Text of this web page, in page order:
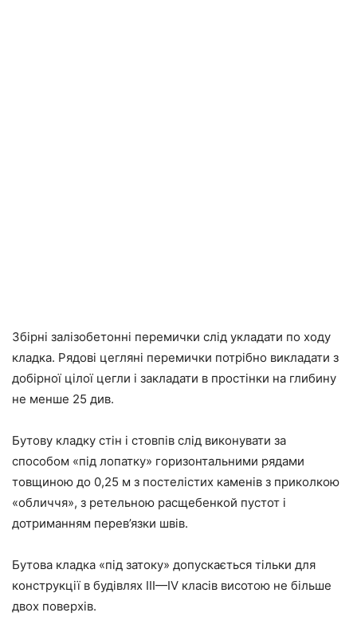
Збірні залізобетонні перемички слід укладати по ходу
кладка. Рядові цегляні перемички потрібно викладати з
добірної цілої цегли і закладати в простінки на глибину
не менше 25 див.
Бутову кладку стін і стовпів слід виконувати за
способом «під лопатку» горизонтальними рядами
товщиною до 0,25 м з постелістих каменів з приколкою
«обличчя», з ретельною расщебенкой пустот і
дотриманням перев’язки швів.
Бутова кладка «під затоку» допускається тільки для
конструкції в будівлях III—IV класів висотою не більше
двох поверхів.